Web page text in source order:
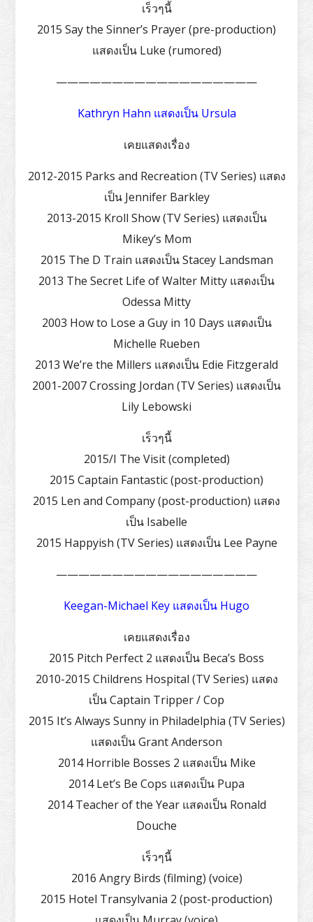
เร็วๆนี้
2015 Say the Sinner’s Prayer (pre-production)
แสดงเป็น Luke (rumored)
——————————————————
Kathryn Hahn แสดงเป็น Ursula
เคยแสดงเรื่อง
2012-2015 Parks and Recreation (TV Series) แสดง
เป็น Jennifer Barkley
2013-2015 Kroll Show (TV Series) แสดงเป็น
Mikey’s Mom
2015 The D Train แสดงเป็น Stacey Landsman
2013 The Secret Life of Walter Mitty แสดงเป็น
Odessa Mitty
2003 How to Lose a Guy in 10 Days แสดงเป็น
Michelle Rueben
2013 We’re the Millers แสดงเป็น Edie Fitzgerald
2001-2007 Crossing Jordan (TV Series) แสดงเป็น
Lily Lebowski
เร็วๆนี้
2015/I The Visit (completed)
2015 Captain Fantastic (post-production)
2015 Len and Company (post-production) แสดง
เป็น Isabelle
2015 Happyish (TV Series) แสดงเป็น Lee Payne
——————————————————
Keegan-Michael Key แสดงเป็น Hugo
เคยแสดงเรื่อง
2015 Pitch Perfect 2 แสดงเป็น Beca’s Boss
2010-2015 Childrens Hospital (TV Series) แสดง
เป็น Captain Tripper / Cop
2015 It’s Always Sunny in Philadelphia (TV Series)
แสดงเป็น Grant Anderson
2014 Horrible Bosses 2 แสดงเป็น Mike
2014 Let’s Be Cops แสดงเป็น Pupa
2014 Teacher of the Year แสดงเป็น Ronald
Douche
เร็วๆนี้
2016 Angry Birds (filming) (voice)
2015 Hotel Transylvania 2 (post-production)